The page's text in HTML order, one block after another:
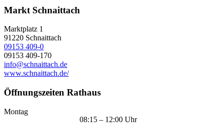
Markt Schnaittach
Marktplatz 1
91220 Schnaittach
09153 409-0
09153 409-170
info@schnaittach.de
www.schnaittach.de/
Öffnungszeiten Rathaus
Montag
08:15 – 12:00 Uhr